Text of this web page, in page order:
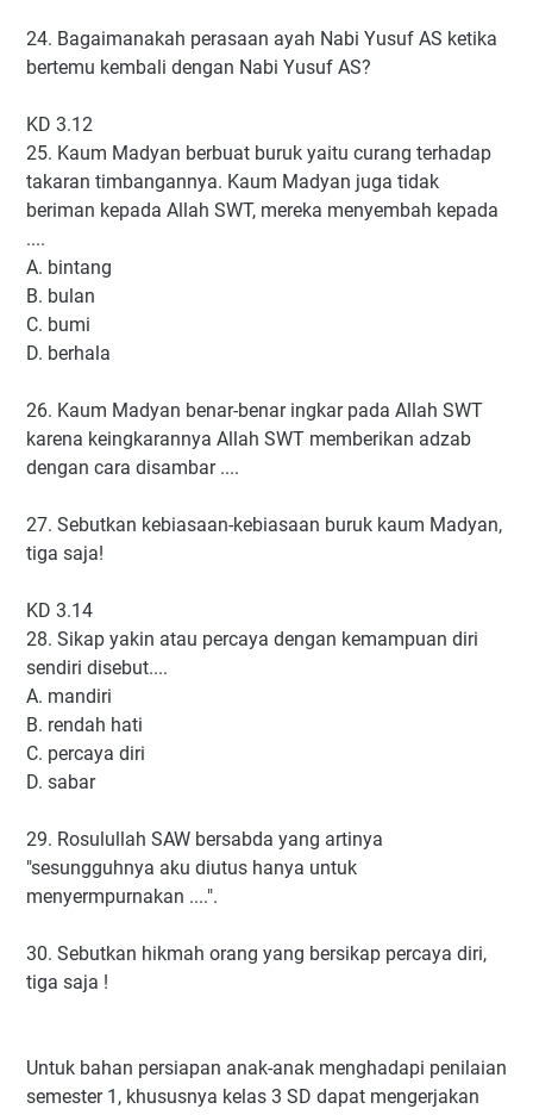
24. Bagaimanakah perasaan ayah Nabi Yusuf AS ketika
bertemu kembali dengan Nabi Yusuf AS?
KD 3.12
25. Kaum Madyan berbuat buruk yaitu curang terhadap
takaran timbangannya. Kaum Madyan juga tidak
beriman kepada Allah SWT, mereka menyembah kepada
....
A. bintang
B. bulan
C. bumi
D. berhala
26. Kaum Madyan benar-benar ingkar pada Allah SWT
karena keingkarannya Allah SWT memberikan adzab
dengan cara disambar ....
27. Sebutkan kebiasaan-kebiasaan buruk kaum Madyan,
tiga saja!
KD 3.14
28. Sikap yakin atau percaya dengan kemampuan diri
sendiri disebut....
A. mandiri
B. rendah hati
C. percaya diri
D. sabar
29. Rosulullah SAW bersabda yang artinya
"sesungguhnya aku diutus hanya untuk
menyermpurnakan ....".
30. Sebutkan hikmah orang yang bersikap percaya diri,
tiga saja !
Untuk bahan persiapan anak-anak menghadapi penilaian
semester 1, khususnya kelas 3 SD dapat mengerjakan